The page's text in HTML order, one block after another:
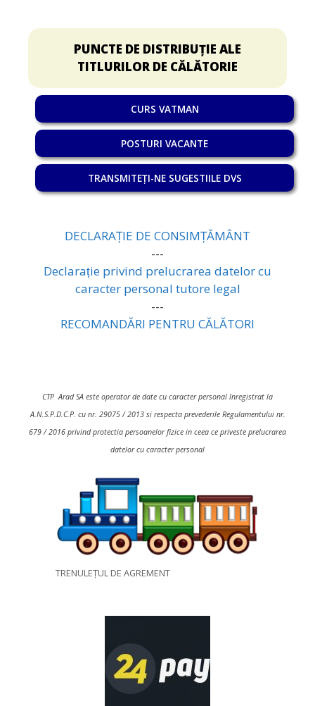
PUNCTE DE DISTRIBUȚIE ALE
TITLURILOR DE CĂLĂTORIE
CURS VATMAN
POSTURI VACANTE
TRANSMITEȚI-NE SUGESTIILE DVS
DECLARAȚIE DE CONSIMȚĂMÂNT
---
Declarație privind prelucrarea datelor cu
caracter personal tutore legal
---
RECOMANDĂRI PENTRU CĂLĂTORI
CTP Arad SA este operator de date cu caracter personal înregistrat la
A.N.S.P.D.C.P. cu nr. 29075 / 2013 si respecta prevederile Regulamentului nr.
679 / 2016 privind protectia persoanelor fizice in ceea ce priveste prelucrarea
datelor cu caracter personal
TRENULEȚUL DE AGREMENT